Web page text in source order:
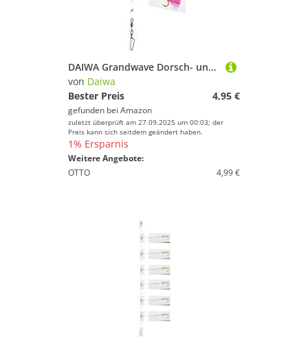
DAIWA Grandwave Dorsch- und Köhler-Vorfach mit Fischhaut zum Angeln 150cm rosa 16517-220
von Daiwa
Bester Preis
4,95 €
gefunden bei Amazon
zuletzt überprüft am 27.09.2025 um 00:03; der
Preis kann sich seitdem geändert haben.
1% Ersparnis
Weitere Angebote:
OTTO
4,99 €